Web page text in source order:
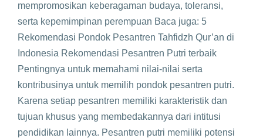
mempromosikan keberagaman budaya, toleransi,
serta kepemimpinan perempuan Baca juga: 5
Rekomendasi Pondok Pesantren Tahfidzh Qur’an di
Indonesia Rekomendasi Pesantren Putri terbaik
Pentingnya untuk memahami nilai-nilai serta
kontribusinya untuk memilih pondok pesantren putri.
Karena setiap pesantren memiliki karakteristik dan
tujuan khusus yang membedakannya dari intitusi
pendidikan lainnya. Pesantren putri memiliki potensi